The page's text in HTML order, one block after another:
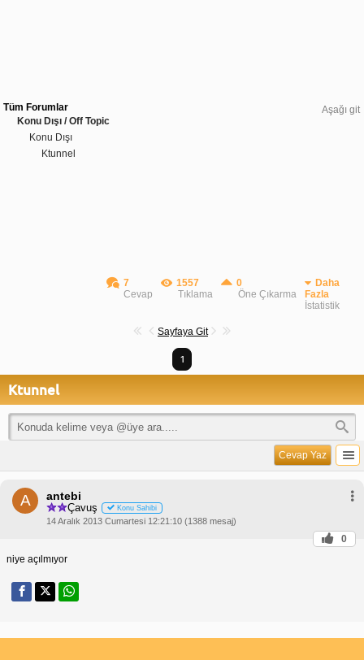
Aşağı git
Tüm Forumlar
Konu Dışı / Off Topic
Konu Dışı
Ktunnel
7
Cevap
1557
Tıklama
0
Öne Çıkarma
Daha
Fazla
İstatistik
Sayfaya Git
1
Ktunnel
Cevap Yaz
A antebi
Çavuş Konu Sahibi
14 Aralık 2013 Cumartesi 12:21:10 (1388 mesaj)
0
niye açılmıyor